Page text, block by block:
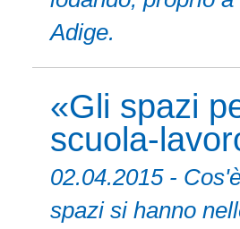
Adige.
«Gli spazi
scuola-
02.04.2015 -
spazi si hanno